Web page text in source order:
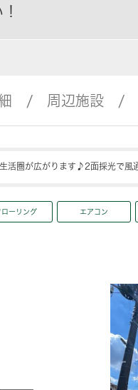
周辺施設
活圏が広がります♪2面採光で風
ローリング エアコン